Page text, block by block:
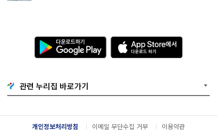
다
운
로
기
G
o
g
l
A
p
p
e
서
다
관련 누리집 바로가기
개인정보처리방침 이메일 무단수집 거부 이용약관